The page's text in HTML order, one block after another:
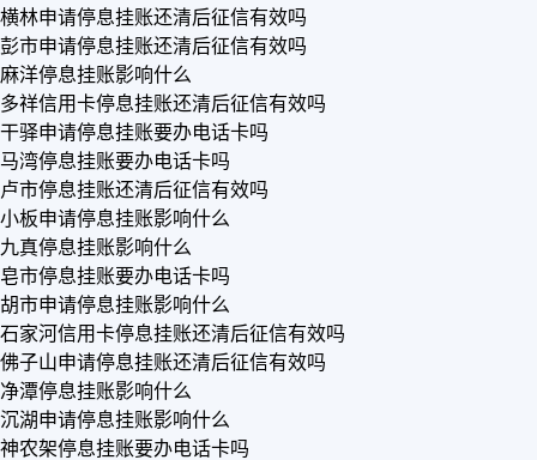
横林申请停息挂账还清后征信有效吗
彭市申请停息挂账还清后征信有效吗
麻洋停息挂账影响什么
多祥信用卡停息挂账还清后征信有效吗
干驿申请停息挂账要办电话卡吗
马湾停息挂账要办电话卡吗
卢市停息挂账还清后征信有效吗
小板申请停息挂账影响什么
九真停息挂账影响什么
皂市停息挂账要办电话卡吗
胡市申请停息挂账影响什么
石家河信用卡停息挂账还清后征信有效吗
佛子山申请停息挂账还清后征信有效吗
净潭停息挂账影响什么
沉湖申请停息挂账影响什么
神农架停息挂账要办电话卡吗